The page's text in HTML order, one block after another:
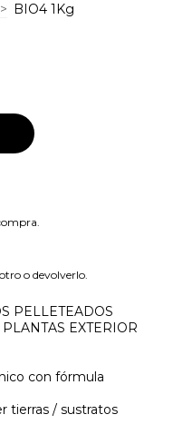
> BIO4 1Kg
o devolverlo.
PELLETEADOS
EXTERIOR
con fórmula
tierras / sustratos